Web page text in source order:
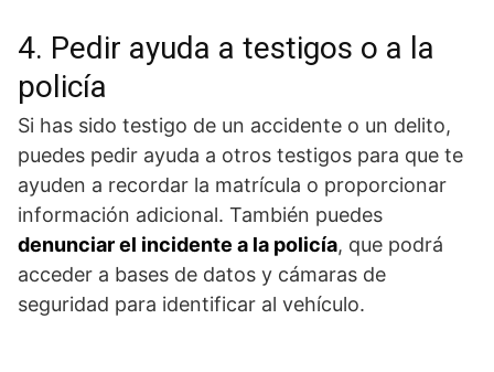
4. Pedir ayuda a testigos o a la
policía
Si has sido testigo de un accidente o un delito,
puedes pedir ayuda a otros testigos para que te
ayuden a recordar la matrícula o proporcionar
información adicional. También puedes
denunciar el incidente a la policía, que podrá
acceder a bases de datos y cámaras de
seguridad para identificar al vehículo.